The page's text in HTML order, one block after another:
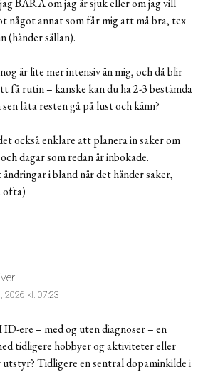
BARA om jag är sjuk eller om jag vill
något annat som får mig att må bra, tex
(händer sällan).
är lite mer intensiv än mig, och då blir
få rutin – kanske kan du ha 2-3 bestämda
låta resten gå på lust och känn?
också enklare att planera in saker om
dagar som redan är inbokade.
i bland när det händer saker,
ofta)
2026 kl. 07:23
ere – med og uten diagnoser – en
tidligere hobbyer og aktiviteter eller
Tidligere en sentral dopaminkilde i